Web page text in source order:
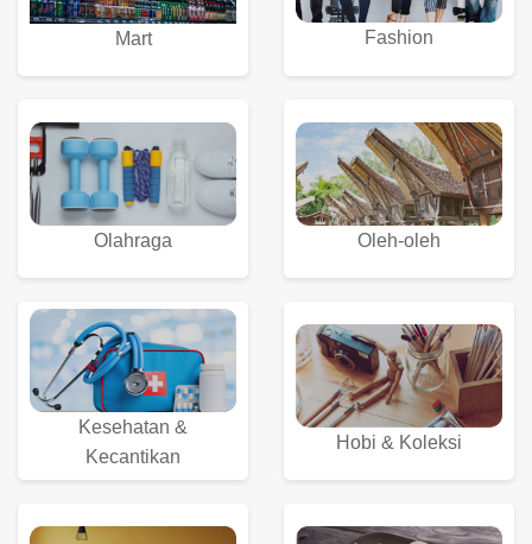
Mart Fashion
Olahraga Oleh-oleh
Kesehatan &
Kecantikan
Hobi & Koleksi